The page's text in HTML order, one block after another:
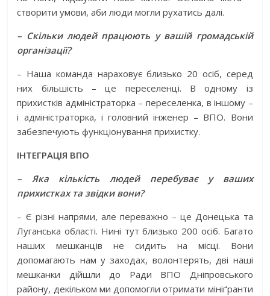
створити умови, аби люди могли рухатись далі.
– Скільки людей працюють у вашій громадській
організації?
– Наша команда нараховує близько 20 осіб, серед
них більшість – це переселенці. В одному із
прихистків адміністраторка – переселенка, в іншому –
і адміністраторка, і головний інженер – ВПО. Вони
забезпечують функціонування прихистку.
ІНТЕГРАЦІЯ ВПО
– Яка кількість людей перебуває у ваших
прихистках та звідки вони?
– Є різні напрями, але переважно – це Донецька та
Луганська області. Нині тут близько 200 осіб. Багато
наших мешканців не сидить на місці. Вони
допомагають нам у заходах, волонтерять, дві наші
мешканки дійшли до Ради ВПО Дніпров­ського
району, декільком ми допомогли отримати мініґранти